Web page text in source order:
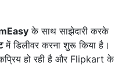
के साथ साझेदारी करके
में डिलीवर करना शुरू किया है।
हो रही है और Flipkart के